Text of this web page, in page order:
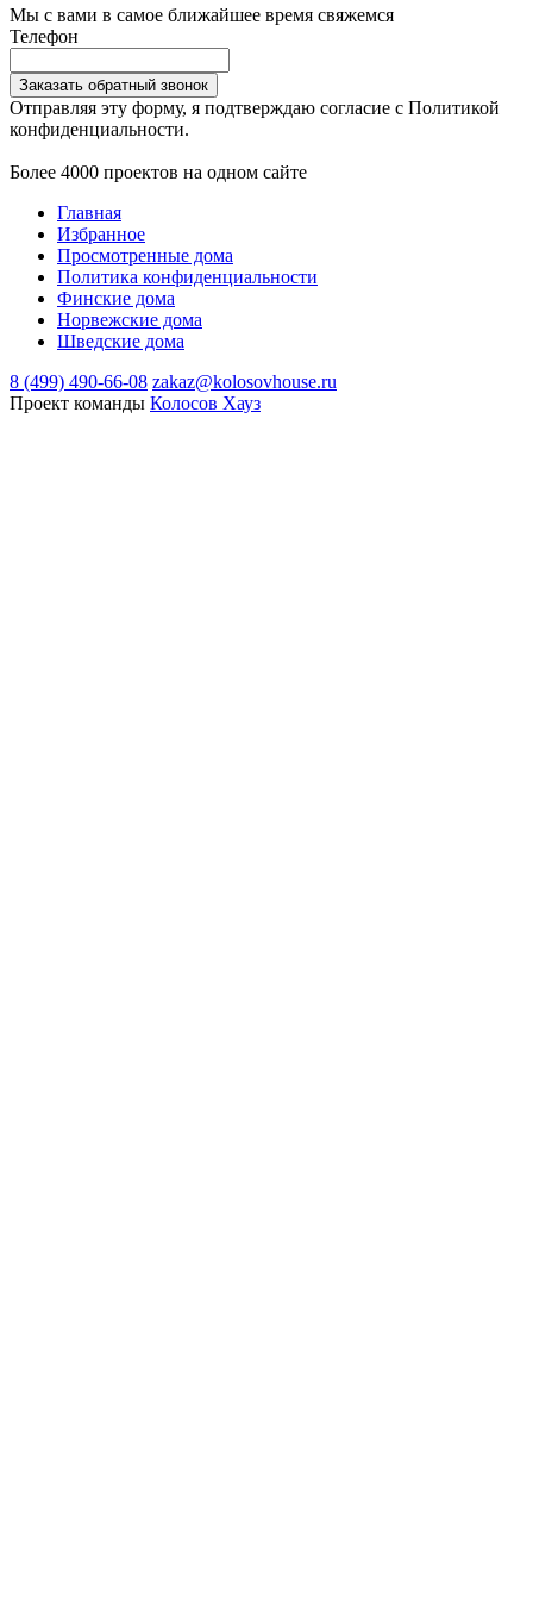
Мы с вами в самое ближайшее время свяжемся
Телефон
Заказать обратный звонок
Отправляя эту форму, я подтверждаю согласие с Политикой
конфиденциальности.
Более 4000 проектов на одном сайте
Главная
Избранное
Просмотренные дома
Политика конфиденциальности
Финские дома
Норвежские дома
Шведские дома
8 (499) 490-66-08 zakaz@kolosovhouse.ru
Проект команды Колосов Хауз